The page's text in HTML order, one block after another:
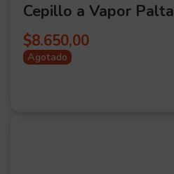
Cepillo a Vapor Palta
$8.650,00
Agotado